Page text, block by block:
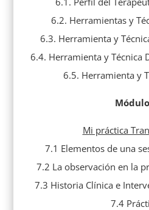
6.2. Herramientas y
6.3. Herramienta y
6.4. Herramienta y Técnica
6.5. Herramienta y
Mi práctica
7.1 Elementos de una
7.2 La observación en la
7.3 Historia Clínica e
7.4